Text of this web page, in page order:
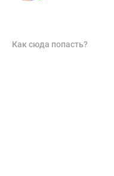
Реклама
Как сюда попасть?